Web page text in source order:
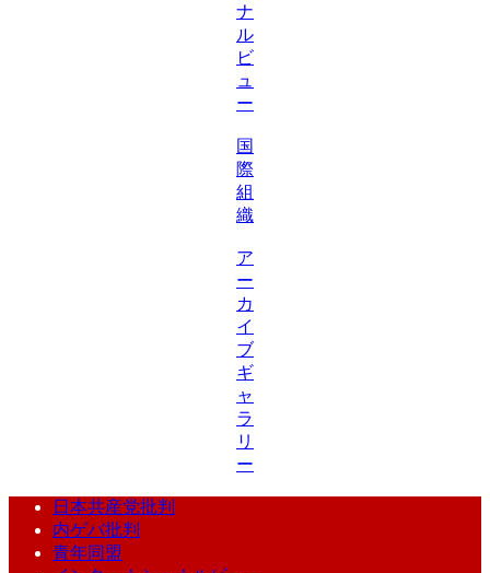
ナ
ル
ビ
ュ
ー
国
際
組
織
ア
ー
カ
イ
ブ
ギ
ャ
ラ
リ
ー
日本共産党批判
内ゲバ批判
青年同盟